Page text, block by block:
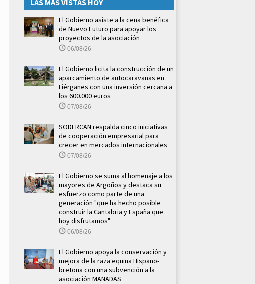
LAS MÁS VISTAS HOY
El Gobierno asiste a la cena benéfica
de Nuevo Futuro para apoyar los
proyectos de la asociación
06/08/26
El Gobierno licita la construcción de un
aparcamiento de autocaravanas en
Liérganes con una inversión cercana a
los 600.000 euros
07/08/26
SODERCAN respalda cinco iniciativas
de cooperación empresarial para
crecer en mercados internacionales
07/08/26
El Gobierno se suma al homenaje a los
mayores de Argoños y destaca su
esfuerzo como parte de una
generación "que ha hecho posible
construir la Cantabria y España que
hoy disfrutamos"
06/08/26
El Gobierno apoya la conservación y
mejora de la raza equina Hispano-
bretona con una subvención a la
asociación MANADAS